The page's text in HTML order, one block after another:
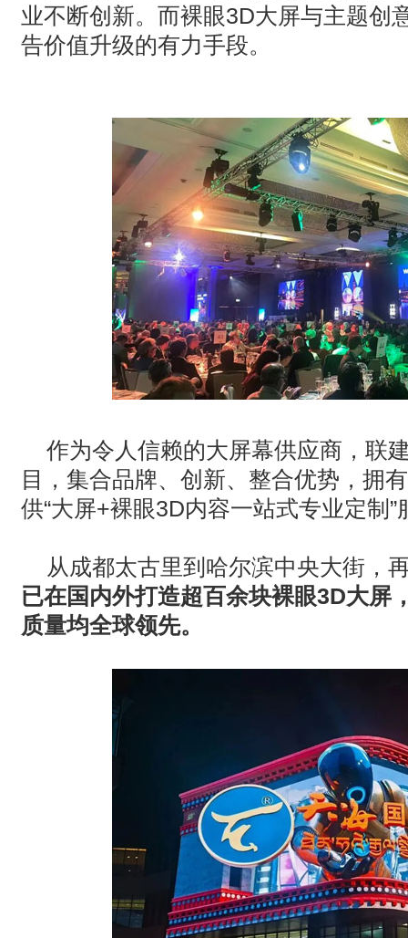
业不断创新。而裸眼3D大屏与主题创
告价值升级的有力手段。
作为令人信赖的大屏幕供应商，联
目，集合品牌、创新、整合优势，拥
供“大屏+裸眼3D内容一站式专业定制”
从成都太古里到哈尔滨中央大街，
已在国内外打造超百余块裸眼3D大屏
质量均全球领先。